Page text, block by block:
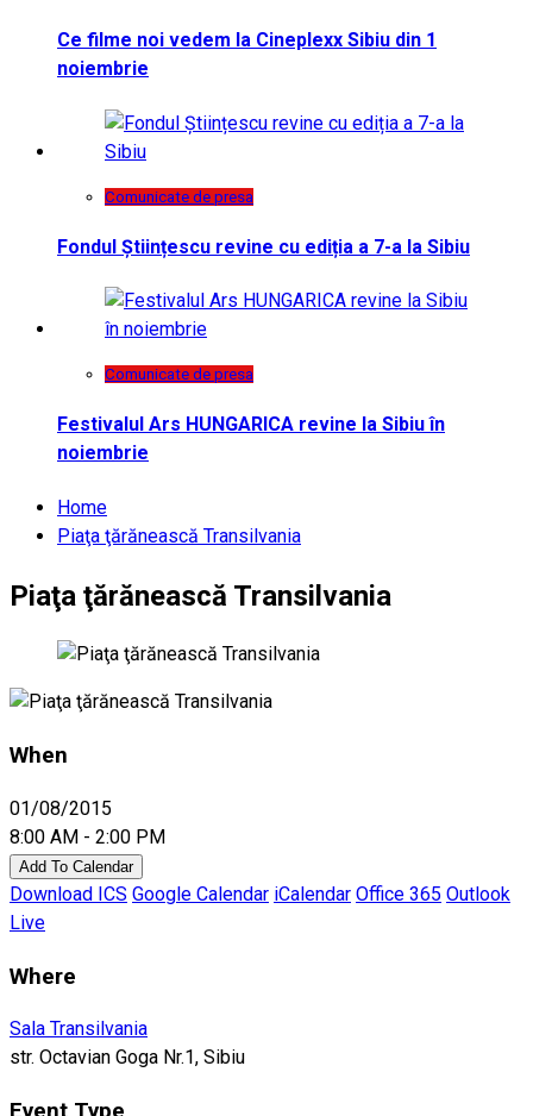
Ce filme noi vedem la Cineplexx Sibiu din 1
noiembrie
Comunicate de presa
Fondul Științescu revine cu ediția a 7-a la Sibiu
Comunicate de presa
Festivalul Ars HUNGARICA revine la Sibiu în
noiembrie
Home
Piaţa ţărănească Transilvania
Piaţa ţărănească Transilvania
When
01/08/2015
8:00 AM - 2:00 PM
Add To Calendar
Download ICS Google Calendar iCalendar Office 365 Outlook
Live
Where
Sala Transilvania
str. Octavian Goga Nr.1, Sibiu